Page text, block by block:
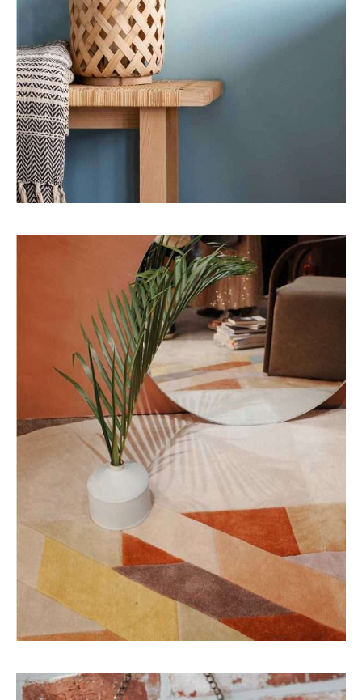
Travel
CORPORATE OFFICE